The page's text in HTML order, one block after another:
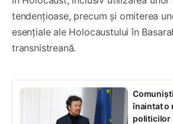
tendențioase, precum și omiterea
esențiale ale Holocaustului în
transnistreană.
înaintat o
politicilor